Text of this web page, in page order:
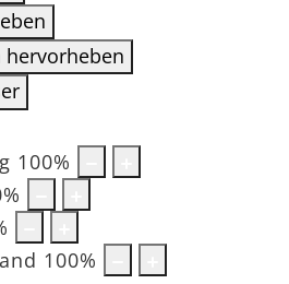
100%
%
100%